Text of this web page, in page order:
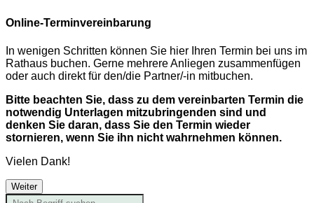
Online-Terminvereinbarung
In wenigen Schritten können Sie hier Ihren Termin bei uns im
Rathaus buchen. Gerne mehrere Anliegen zusammenfügen
oder auch direkt für den/die Partner/-in mitbuchen.
Bitte beachten Sie, dass zu dem vereinbarten Termin die
notwendig Unterlagen mitzubringenden sind und
denken Sie daran, dass Sie den Termin wieder
stornieren, wenn Sie ihn nicht wahrnehmen können.
Vielen Dank!
Weiter